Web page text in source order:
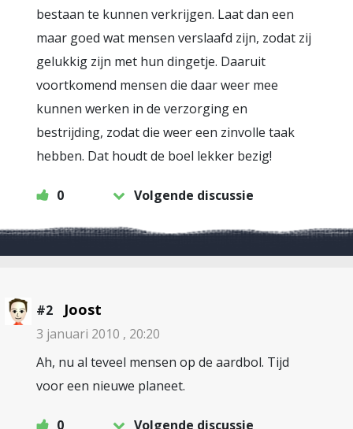
bestaan te kunnen verkrijgen. Laat dan een
maar goed wat mensen verslaafd zijn, zodat zij
gelukkig zijn met hun dingetje. Daaruit
voortkomend mensen die daar weer mee
kunnen werken in de verzorging en
bestrijding, zodat die weer een zinvolle taak
hebben. Dat houdt de boel lekker bezig!
0 Volgende discussie
#2 Joost
3 januari 2010 , 20:20
Ah, nu al teveel mensen op de aardbol. Tijd
voor een nieuwe planeet.
0 Volgende discussie